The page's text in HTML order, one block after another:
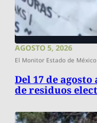
AGOSTO 5, 2026
El Monitor Estado de México
Del 17 de
de residuos